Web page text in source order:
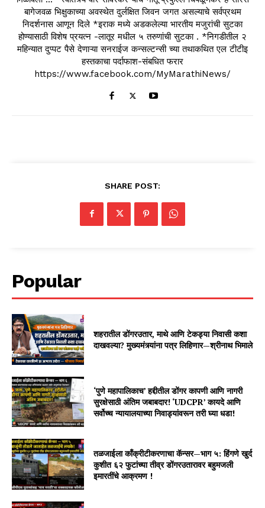
बागेजवळ भिक्षुकाच्या अवस्थेत दुर्लक्षित जिवन जगत असल्याचे सर्वप्रथम
निदर्शनास आणून दिले *इराक मध्ये अडकलेल्या भारतीय मजुरांची सुटका
होण्यासाठी विशेष प्रयत्न -लातूर मधील ५ तरुणांची सुटका . *निगडीतील २
महिन्यात दुप्पट पैसे देणाऱ्या सनराईज कन्सल्टन्सी च्या तथाकथित एल टीटीइ
हस्तकाचा पर्दाफाश-संबधित फरार
https://www.facebook.com/MyMarathiNews/
SHARE POST:
Popular
शहरातील डोंगरउतार, माथे आणि टेकड्या निवासी कशा
दाखवल्या? मुख्यमंत्र्यांना पत्र लिहिणार—श्रीनाथ भिमाले
‘पुणे महापालिकाच’ हद्दीतील डोंगर कापणी आणि नागरी
सुरक्षेसाठी अंतिम जबाबदार! ‘UDCPR’ कायदे आणि
सर्वोच्च न्यायालयाच्या निवाड्यांवरून तरी घ्या धडा!
तळजाईला काँक्रीटीकरणाचा कॅन्सर—भाग ५: हिंगणे खुर्द
कुशीत ६२ फुटांच्या तीव्र डोंगरउतारावर बहुमजली
इमारतींचे आक्रमण !